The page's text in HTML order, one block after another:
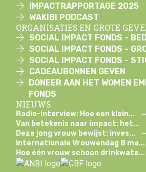
IMPACTRAPPORTAGE 2025
WAKIBI PODCAST
ORGANISATIES EN GROTE
SOCIAL IMPACT FONDS -
SOCIAL IMPACT FONDS -
SOCIAL IMPACT FONDS -
CADEAUBONNEN GEVEN
DONEER AAN HET WOMEN
FONDS
NIEUWS
Radio-interview: Hoe een klein...
Van betekenis naar impact: het...
Deze jong vrouw bewijst: inves...
Internationale Vrouwendag 8 ma...
Hoe één vrouw schoon drinkwate...